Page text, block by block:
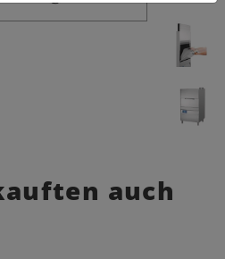
auch